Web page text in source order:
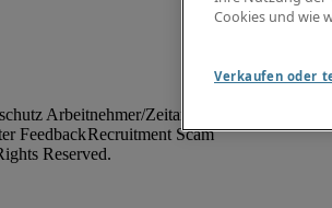
Arbeitnehmer/Zeitarbeitskräfte
FeedbackRecruitment Scam
Cookies und wie
Verkaufen oder